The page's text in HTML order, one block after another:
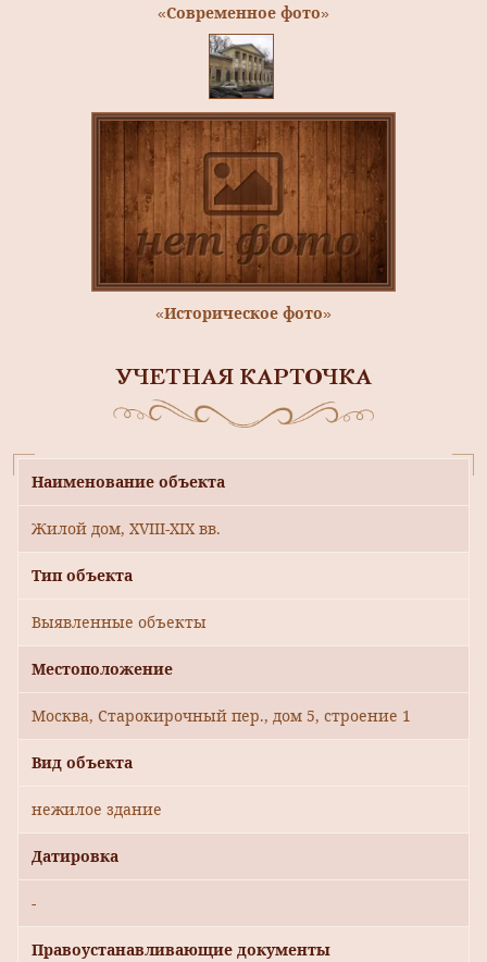
«Современное фото»
«Историческое фото»
УЧЕТНАЯ КАРТОЧКА
Наименование объекта
Жилой дом, XVIII-XIX вв.
Тип объекта
Выявленные объекты
Местоположение
Москва, Старокирочный пер., дом 5, строение 1
Вид объекта
нежилое здание
Датировка
-
Правоустанавливающие документы